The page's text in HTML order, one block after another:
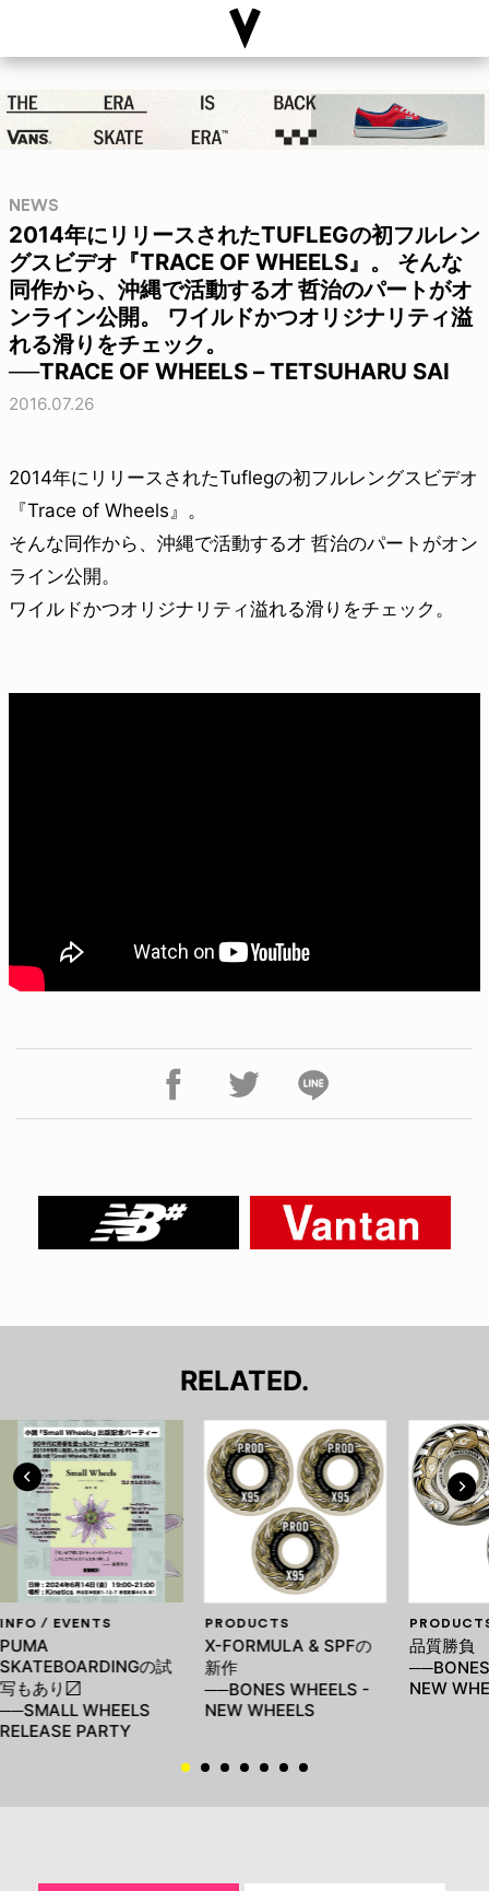
NEWS
2014年にリリースされたTUFLEGの初フルレン
グスビデオ『TRACE OF WHEELS』。 そんな
同作から、沖縄で活動する才 哲治のパートがオ
ンライン公開。 ワイルドかつオリジナリティ溢
れる滑りをチェック。
──TRACE OF WHEELS – TETSUHARU SAI
2016.07.26
2014年にリリースされたTuflegの初フルレングスビデオ
『Trace of Wheels』。
そんな同作から、沖縄で活動する才 哲治のパートがオン
ライン公開。
ワイルドかつオリジナリティ溢れる滑りをチェック。
RELATED.
INFO / EVENTS
PUMA
SKATEBOARDINGの試
写もあり〼
──SMALL WHEELS
RELEASE PARTY
PRODUCTS
X-FORMULA & SPFの
新作
──BONES WHEELS -
NEW WHEELS
品質勝負
NEW